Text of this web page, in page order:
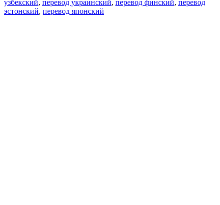
узбекский, перевод украинский, перевод финский, перевод
эстонский, перевод японский